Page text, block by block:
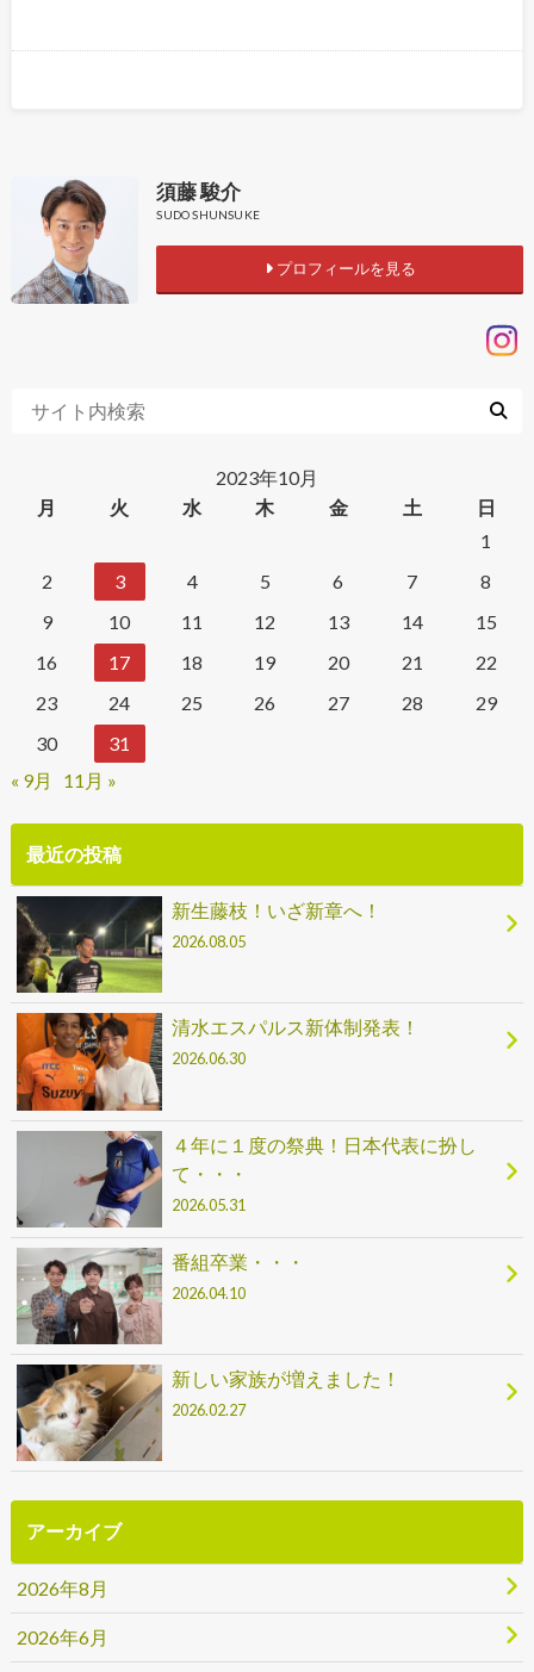
須藤 駿介
SUDO SHUNSUKE
プロフィールを見る
2023年10月
月
火 水 木 金 土
日
1
2
3 4 5 6 7
8
9
10 11 12 13 14
15
16
17 18 19 20 21
22
23
24 25 26 27 28
29
30
31
« 9月
11月 »
最近の投稿
新生藤枝！いざ新章へ！
2026.08.05
清水エスパルス新体制発表！
2026.06.30
４年に１度の祭典！日本代表に扮し
て・・・
2026.05.31
番組卒業・・・
2026.04.10
新しい家族が増えました！
2026.02.27
アーカイブ
2026年8月
2026年6月